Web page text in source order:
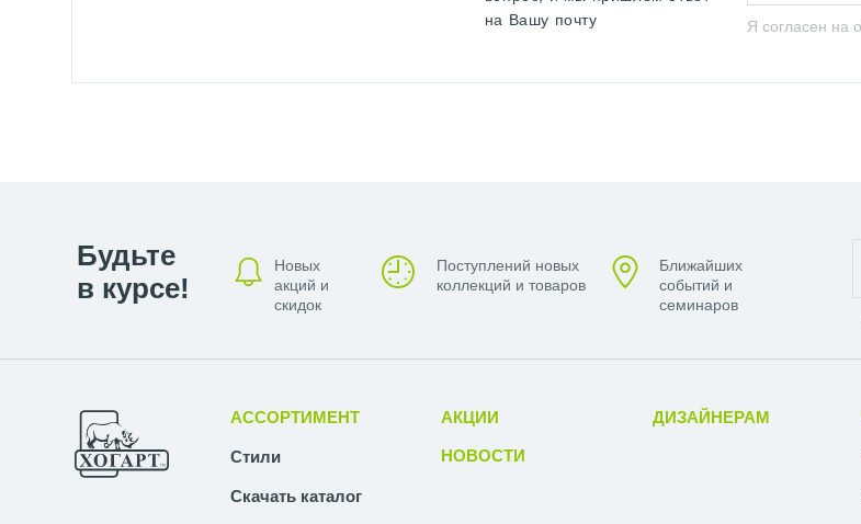
на Вашу почту
Я согласен на
Будьте
в курсе!
Новых
акций и
скидок
Поступлений новых
коллекций и товаров
Ближайших
событий и
семинаров
АССОРТИМЕНТ
Стили
Скачать каталог
АКЦИИ
НОВОСТИ
ДИЗАЙНЕРАМ